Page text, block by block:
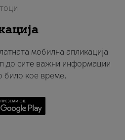
мобилна апликација
до сите важни информации
било кое време.